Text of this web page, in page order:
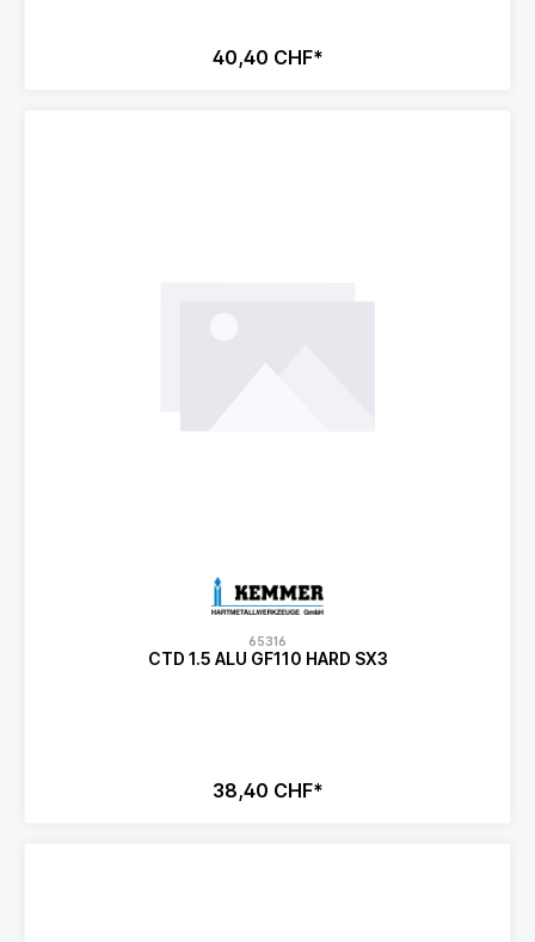
40,40 CHF*
65316
CTD 1.5 ALU GF110 HARD SX3
38,40 CHF*